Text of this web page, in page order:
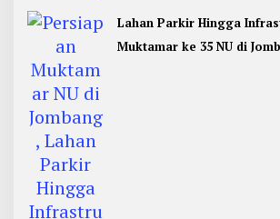
Lahan Parkir Hingga
Muktamar ke 35 NU di